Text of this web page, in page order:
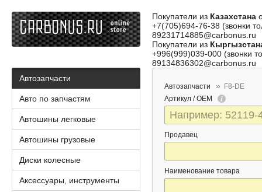
Покупатели из Казахстана
+7(705)694-76-38 (звонки
89231714885@carbonus.ru
Покупатели из
+996(999)039-000 (звонки
89134836302@carbonus.ru
Автозапчасти
F8-DE
Артикул / OEM
Продавец
Наименование товара
Автозапчасти
Авто по запчастям
Автошины легковые
Автошины грузовые
Диски колесные
Аксессуары, инструменты